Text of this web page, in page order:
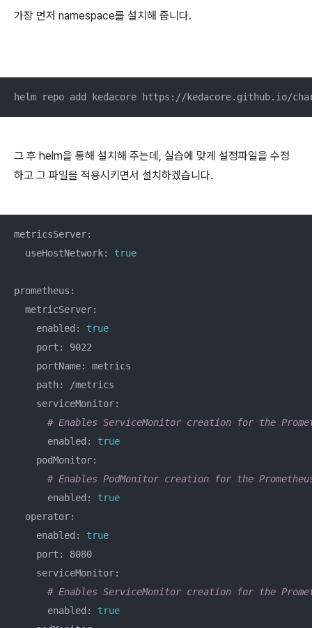
가장 먼저 namespace를 설치해 줍니다.
helm repo add kedacore https://kedacore.github.io/
그 후 helm을 통해 설치해 주는데, 실습에 맞게 설정파일을 수정
하고 그 파일을 적용시키면서 설치하겠습니다.
metricsServer:
  useHostNetwork:
true
prometheus:
  metricServer:
    enabled:
true
    port: 9022
    portName: metrics
    path: /metrics
    serviceMonitor:
# Enables ServiceMonitor creation for the
      enabled:
true
    podMonitor:
# Enables PodMonitor creation for the
      enabled:
true
  operator:
    enabled:
true
    port: 8080
    serviceMonitor:
# Enables ServiceMonitor creation for the
      enabled:
true